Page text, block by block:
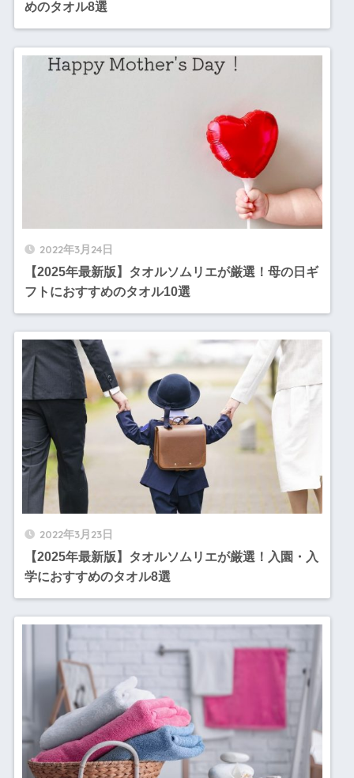
めのタオル8選
2022年3月24日
【2025年最新版】タオルソムリエが厳選！母の日ギ
フトにおすすめのタオル10選
2022年3月23日
【2025年最新版】タオルソムリエが厳選！入園・入
学におすすめのタオル8選